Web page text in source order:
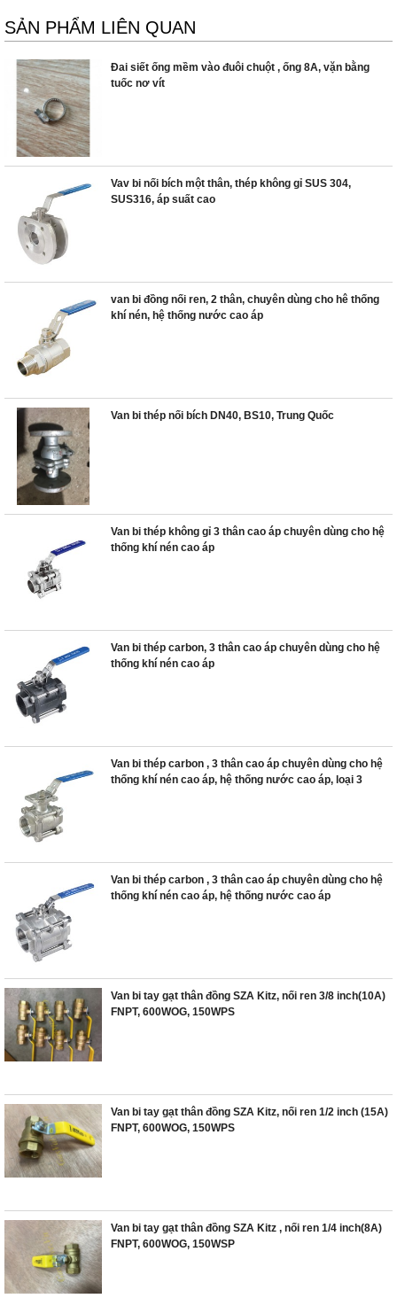
SẢN PHẨM LIÊN QUAN
Đai siết ống mềm vào đuôi chuột , ống 8A, vặn bằng
tuốc nơ vít
Vav bi nối bích một thân, thép không gỉ SUS 304,
SUS316, áp suất cao
van bi đồng nối ren, 2 thân, chuyên dùng cho hê thống
khí nén, hệ thống nước cao áp
Van bi thép nối bích DN40, BS10, Trung Quốc
Van bi thép không gỉ 3 thân cao áp chuyên dùng cho hệ
thống khí nén cao áp
Van bi thép carbon, 3 thân cao áp chuyên dùng cho hệ
thống khí nén cao áp
Van bi thép carbon , 3 thân cao áp chuyên dùng cho hệ
thống khí nén cao áp, hệ thống nước cao áp, loại 3
Van bi thép carbon , 3 thân cao áp chuyên dùng cho hệ
thống khí nén cao áp, hệ thống nước cao áp
Van bi tay gạt thân đồng SZA Kitz, nối ren 3/8 inch(10A)
FNPT, 600WOG, 150WPS
Van bi tay gạt thân đồng SZA Kitz, nối ren 1/2 inch (15A)
FNPT, 600WOG, 150WPS
Van bi tay gạt thân đồng SZA Kitz , nối ren 1/4 inch(8A)
FNPT, 600WOG, 150WSP